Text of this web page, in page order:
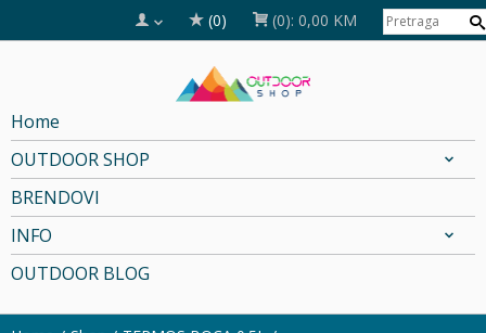
(0) (0): 0,00 KM
Home
OUTDOOR SHOP
BRENDOVI
INFO
OUTDOOR BLOG